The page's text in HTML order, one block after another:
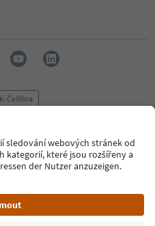
Čeština
Tisk
MICE
Podmínky a ujednání
Tiráž